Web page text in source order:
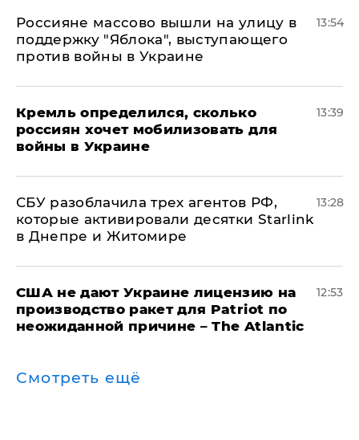
Россияне массово вышли на улицу в
поддержку "Яблока", выступающего
против войны в Украине
13:54
Кремль определился, сколько
россиян хочет мобилизовать для
войны в Украине
13:39
СБУ разоблачила трех агентов РФ,
которые активировали десятки Starlink
в Днепре и Житомире
13:28
США не дают Украине лицензию на
производство ракет для Patriot по
неожиданной причине – The Atlantic
12:53
Смотреть ещё